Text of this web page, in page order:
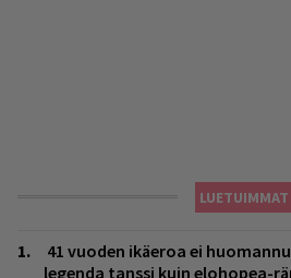
LUETUIMMAT
41 vuoden ikäeroa ei
legenda tanssi kuin elohopea-